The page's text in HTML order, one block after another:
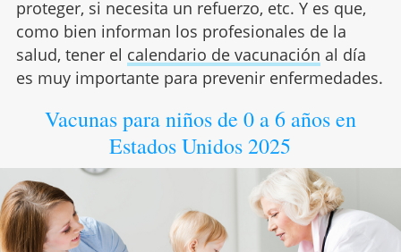
proteger, si necesita un refuerzo, etc. Y es que,
como bien informan los profesionales de la
salud, tener el calendario de vacunación al día
es muy importante para prevenir enfermedades.
Vacunas para niños de 0 a 6 años en
Estados Unidos 2025